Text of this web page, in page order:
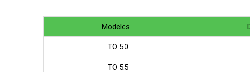
Modelos
TO 5.0
TO 5.5